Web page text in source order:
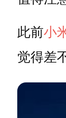
此前小
觉得差